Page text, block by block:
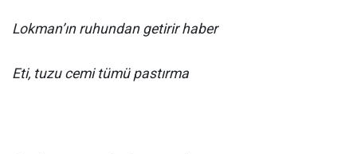
Lokman’ın ruhundan getirir haber
Eti, tuzu cemi tümü pastırma